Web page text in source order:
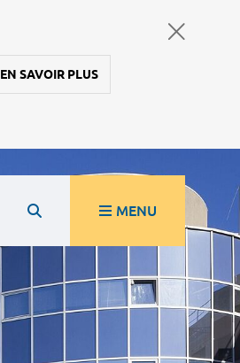
EN SAVOIR PLUS
MENU